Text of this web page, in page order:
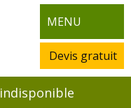
MENU
Devis gratuit
indisponible